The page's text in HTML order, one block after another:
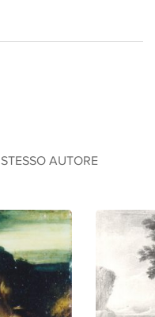
STESSO AUTORE